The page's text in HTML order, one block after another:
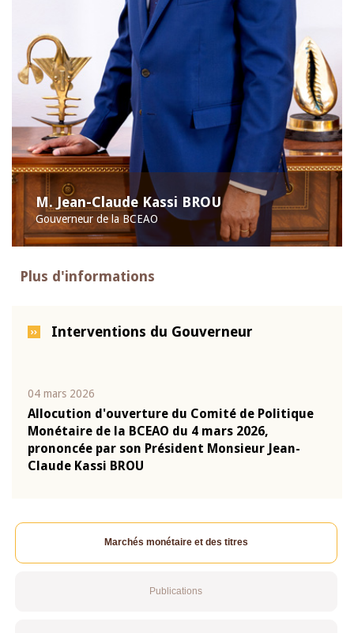
M. Jean-Claude Kassi BROU
Gouverneur de la BCEAO
Plus d'informations
Interventions du Gouverneur
04 mars 2026
Allocution d'ouverture du Comité de Politique
Monétaire de la BCEAO du 4 mars 2026,
prononcée par son Président Monsieur Jean-
Claude Kassi BROU
Marchés monétaire et des titres
Publications